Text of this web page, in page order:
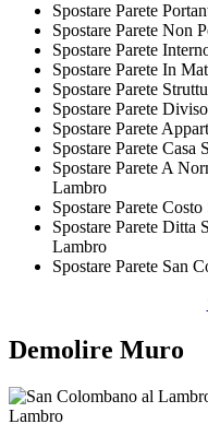
Spostare Parete
Spostare Parete Non
Spostare Parete
Spostare Parete In
Spostare Parete
Spostare Parete
Spostare Parete
Spostare Parete
Spostare Parete A
Lambro
Spostare Parete
Spostare Parete Ditta
Lambro
Spostare Parete San
Demolire Muro